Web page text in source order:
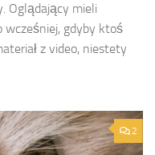
Oglądający mieli
wcześniej, gdyby ktoś
z video, niestety
2